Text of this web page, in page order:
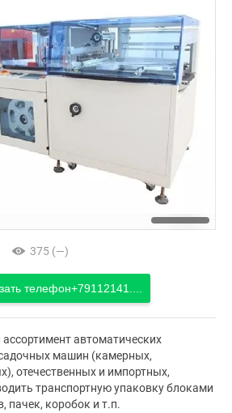
375 (—)
телефон+79112141....
автоматических
машин (камерных,
отечественных и импортных,
транспортную упаковку блоками
пачек, коробок и т.п.